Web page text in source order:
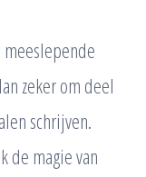
meeslepende
zeker om deel
schrijven.
de magie van